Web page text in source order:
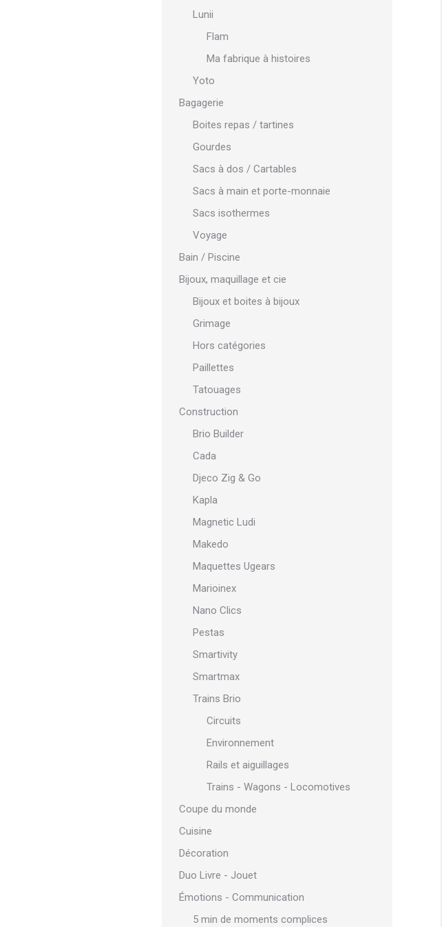
Lunii
Flam
Ma fabrique à histoires
Yoto
Bagagerie
Boites repas / tartines
Gourdes
Sacs à dos / Cartables
Sacs à main et porte-monnaie
Sacs isothermes
Voyage
Bain / Piscine
Bijoux, maquillage et cie
Bijoux et boites à bijoux
Grimage
Hors catégories
Paillettes
Tatouages
Construction
Brio Builder
Cada
Djeco Zig & Go
Kapla
Magnetic Ludi
Makedo
Maquettes Ugears
Marioinex
Nano Clics
Pestas
Smartivity
Smartmax
Trains Brio
Circuits
Environnement
Rails et aiguillages
Trains - Wagons - Locomotives
Coupe du monde
Cuisine
Décoration
Duo Livre - Jouet
Émotions - Communication
5 min de moments complices